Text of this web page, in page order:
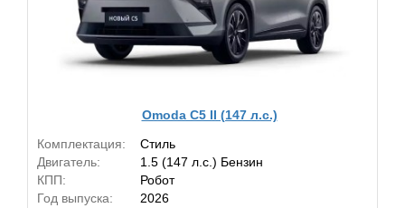
Omoda C5 II (147 л.с.)
Комплектация:
Стиль
Двигатель:
1.5 (147 л.с.) Бензин
КПП:
Робот
Год выпуска:
2026